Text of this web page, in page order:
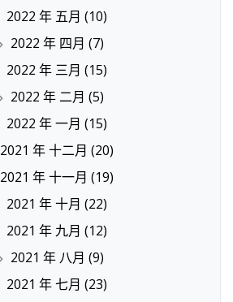
2022 年 五月 (10)
2022 年 四月 (7)
2022 年 三月 (15)
2022 年 二月 (5)
2022 年 一月 (15)
2021 年 十二月 (20)
2021 年 十一月 (19)
2021 年 十月 (22)
2021 年 九月 (12)
2021 年 八月 (9)
2021 年 七月 (23)